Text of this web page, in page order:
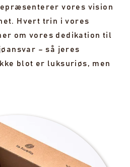
vores vision
Hvert trin i vores
om vores dedikation til
– så jeres
blot er luksuriøs, men